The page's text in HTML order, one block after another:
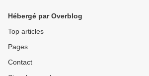
Hébergé par Overblog
Top articles
Pages
Contact